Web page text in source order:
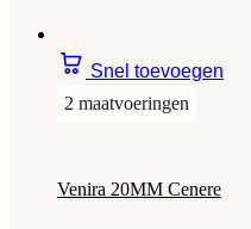
Snel toevoegen
2 maatvoeringen
Venira 20MM Cenere